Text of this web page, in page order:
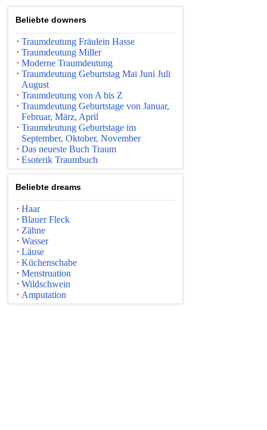
Beliebte downers
Traumdeutung Fräulein Hasse
Traumdeutung Miller
Moderne Traumdeutung
Traumdeutung Geburtstag Mai Juni Juli
August
Traumdeutung von A bis Z
Traumdeutung Geburtstage von Januar,
Februar, März, April
Traumdeutung Geburtstage im
September, Oktober, November
Das neueste Buch Traum
Esoterik Traumbuch
Beliebte dreams
Haar
Blauer Fleck
Zähne
Wasser
Läuse
Küchenschabe
Menstruation
Wildschwein
Amputation